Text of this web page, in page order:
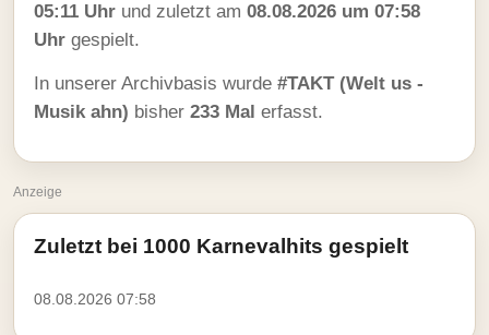
05:11 Uhr und zuletzt am 08.08.2026 um 07:58
Uhr gespielt.
In unserer Archivbasis wurde #TAKT (Welt us -
Musik ahn) bisher 233 Mal erfasst.
Anzeige
Zuletzt bei 1000 Karnevalhits gespielt
08.08.2026 07:58